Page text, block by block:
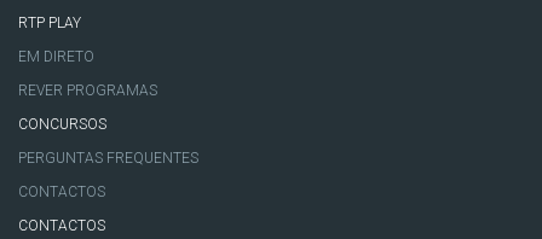
RTP PLAY
EM DIRETO
REVER PROGRAMAS
CONCURSOS
PERGUNTAS FREQUENTES
CONTACTOS
CONTACTOS